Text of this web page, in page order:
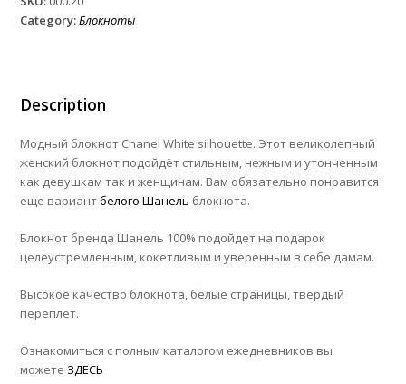
silhouette
quantity
Category:Блокноты
Description
Модный блокнот Chanel White silhouette. Этот великолепный
женский блокнот подойдёт стильным, нежным и утонченным
как девушкам так и женщинам. Вам обязательно понравится
еще вариантбелого Шанель блокнота.
Блокнот бренда Шанель 100% подойдет на подарок
целеустремленным, кокетливым и уверенным в себе дамам.
Высокое качество блокнота, белые страницы, твердый
переплет.
Ознакомиться с полным каталогом ежедневников вы
можете ЗДЕСЬ